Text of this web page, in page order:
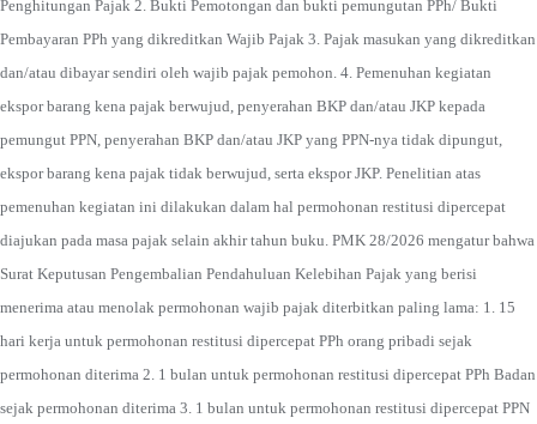
Penghitungan Pajak 2. Bukti Pemotongan dan bukti pemungutan PPh/ Bukti
Pembayaran PPh yang dikreditkan Wajib Pajak 3. Pajak masukan yang dikreditkan
dan/atau dibayar sendiri oleh wajib pajak pemohon. 4. Pemenuhan kegiatan
ekspor barang kena pajak berwujud, penyerahan BKP dan/atau JKP kepada
pemungut PPN, penyerahan BKP dan/atau JKP yang PPN-nya tidak dipungut,
ekspor barang kena pajak tidak berwujud, serta ekspor JKP. Penelitian atas
pemenuhan kegiatan ini dilakukan dalam hal permohonan restitusi dipercepat
diajukan pada masa pajak selain akhir tahun buku. PMK 28/2026 mengatur bahwa
Surat Keputusan Pengembalian Pendahuluan Kelebihan Pajak yang berisi
menerima atau menolak permohonan wajib pajak diterbitkan paling lama: 1. 15
hari kerja untuk permohonan restitusi dipercepat PPh orang pribadi sejak
permohonan diterima 2. 1 bulan untuk permohonan restitusi dipercepat PPh Badan
sejak permohonan diterima 3. 1 bulan untuk permohonan restitusi dipercepat PPN